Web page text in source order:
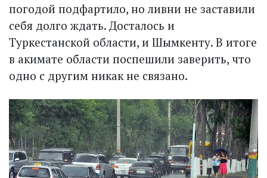
погодой подфартило, но ливни не заставили
себя долго ждать. Досталось и
Туркестанской области, и Шымкенту. В итоге
в акимате области поспешили заверить, что
одно с другим никак не связано.